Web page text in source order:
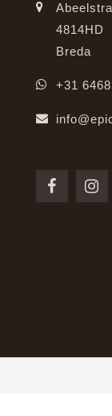
4814HD
Breda
+31